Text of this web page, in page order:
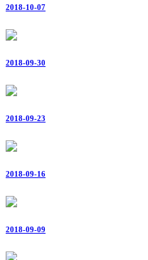
2018-10-07
2018-09-30
2018-09-23
2018-09-16
2018-09-09